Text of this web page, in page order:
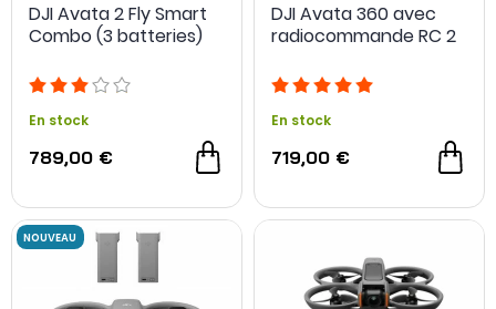
OCCASION
DJI Avata 2 Fly Smart
Combo (3 batteries)
En stock
789,00 €
DJI Avata 360 avec
radiocommande RC 2
En stock
719,00 €